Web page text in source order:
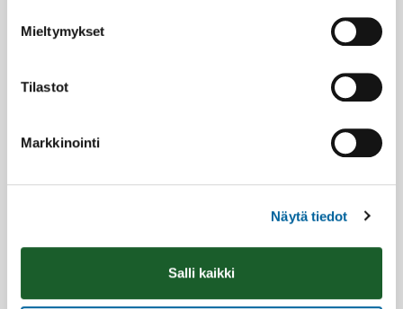
Mieltymykset
Tilastot
Markkinointi
Näytä tiedot
Salli kaikki